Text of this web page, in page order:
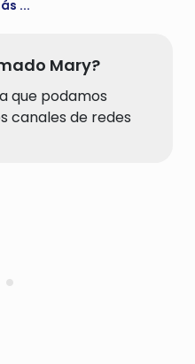
...
Mary?
que podamos
canales de redes